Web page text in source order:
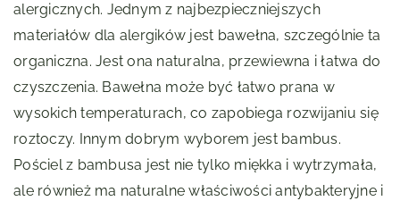
alergicznych. Jednym z najbezpieczniejszych
materiałów dla alergików jest bawełna, szczególnie ta
organiczna. Jest ona naturalna, przewiewna i łatwa do
czyszczenia. Bawełna może być łatwo prana w
wysokich temperaturach, co zapobiega rozwijaniu się
roztoczy. Innym dobrym wyborem jest bambus.
Pościel z bambusa jest nie tylko miękka i wytrzymała,
ale również ma naturalne właściwości antybakteryjne i